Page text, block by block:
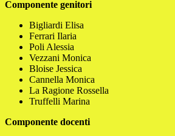
Componente genitori
Bigliardi Elisa
Ferrari Ilaria
Poli Alessia
Vezzani Monica
Bloise Jessica
Cannella Monica
La Ragione Rossella
Truffelli Marina
Componente docenti